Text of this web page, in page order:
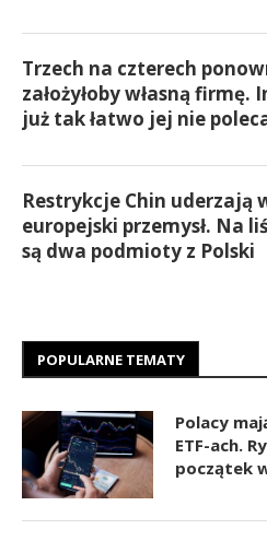
Trzech na czterech
założyłoby własną firmę.
już tak łatwo jej nie
Restrykcje Chin uderzają
europejski przemysł. Na
są dwa podmioty z Polski
POPULARNE TEMATY
Polacy
ETF-ach.
początek